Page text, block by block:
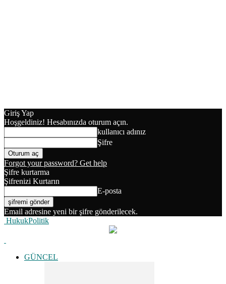
Giriş Yap
Hoşgeldiniz! Hesabınızda oturum açın.
kullanıcı adınız
Şifre
Forgot your password? Get help
Şifre kurtarma
Şifrenizi Kurtarın
E-posta
Email adresine yeni bir şifre gönderilecek.
HukukPolitik
GÜNCEL